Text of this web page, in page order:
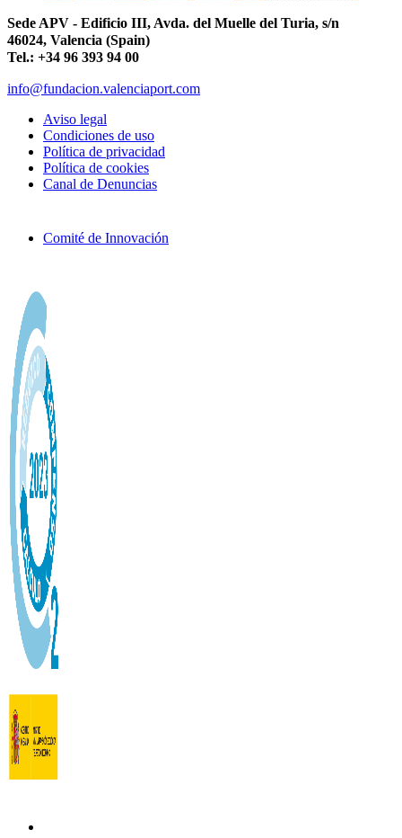
Sede APV - Edificio III, Avda. del Muelle del Turia, s/n
46024, Valencia (Spain)
Tel.: +34 96 393 94 00
info@fundacion.valenciaport.com
Aviso legal
Condiciones de uso
Política de privacidad
Política de cookies
Canal de Denuncias
Comité de Innovación